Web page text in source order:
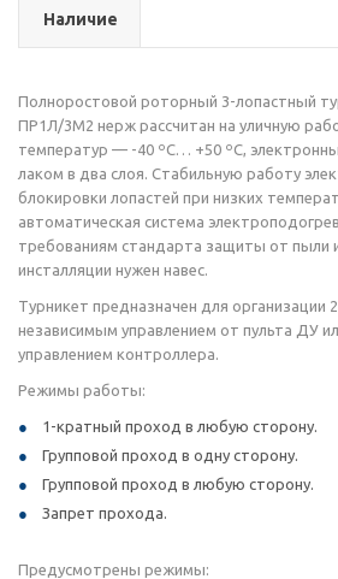
Наличие
Полноростовой роторный 3-лопастный
ПР1Л/3М2 нерж рассчитан на уличную
температур — -40 ºС… +50 ºС,
лаком в два слоя. Стабильную работу
блокировки лопастей при низких
автоматическая система
требованиям стандарта защиты от пыли и
инсталляции нужен навес.
Турникет предназначен для организации
независимым управлением от пульта ДУ
управлением контроллера.
Режимы работы:
1-кратный проход в любую сторону.
Групповой проход в одну сторону.
Групповой проход в любую сторону.
Запрет прохода.
Предусмотрены режимы: